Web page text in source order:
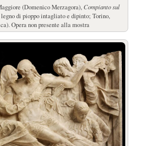
(Domenico Merzagora), Compianto sul
di pioppo intagliato e dipinto; Torino,
Opera non presente alla mostra